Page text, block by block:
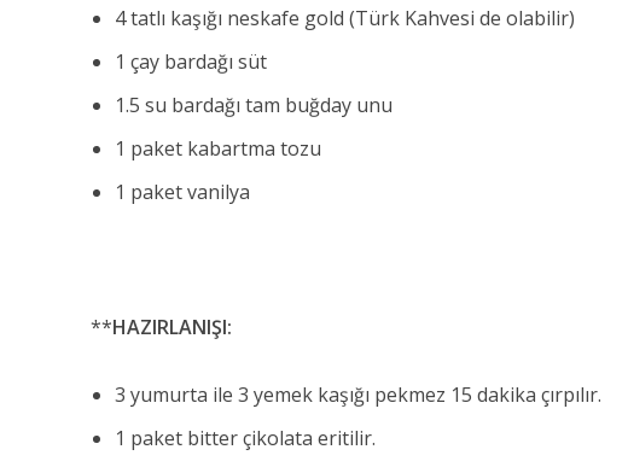
4 tatlı kaşığı neskafe gold (Türk Kahvesi de olabilir)
1 çay bardağı süt
1.5 su bardağı tam buğday unu
1 paket kabartma tozu
1 paket vanilya
**HAZIRLANIŞI:
3 yumurta ile 3 yemek kaşığı pekmez 15 dakika çırpılır.
1 paket bitter çikolata eritilir.